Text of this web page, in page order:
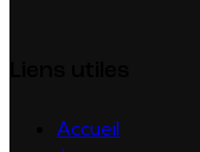
Accueil